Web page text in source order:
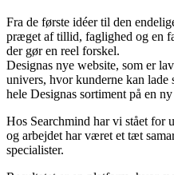
Fra de første idéer til den
præget af tillid, faglighed og en
der gør en reel forskel.
Designas nye website, som er
univers, hvor kunderne kan
hele Designas sortiment på en ny
Hos Searchmind har vi stået for
og arbejdet har været et tæt
specialister.